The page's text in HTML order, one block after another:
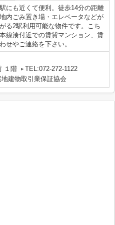
にも近くて便利。徒歩14分の距離
内ごみ置き場・エレベータなどが
る2駅利用可能な物件です。こち
線湊付近での賃貸マンション、賃
せやご連絡を下さい。
１階
TEL:072-272-1122
建物取引業保証協会